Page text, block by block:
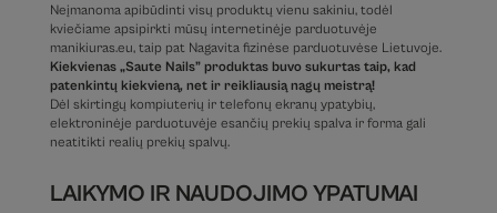
Neįmanoma apibūdinti visų produktų vienu sakiniu, todėl
kviečiame apsipirkti mūsų internetinėje parduotuvėje
manikiuras.eu, taip pat Nagavita fizinėse parduotuvėse Lietuvoje.
Kiekvienas „Saute Nails” produktas buvo sukurtas taip, kad
patenkintų kiekvieną, net ir reikliausią nagų meistrą!
Dėl skirtingų kompiuterių ir telefonų ekranų ypatybių,
elektroninėje parduotuvėje esančių prekių spalva ir forma gali
neatitikti realių prekių spalvų.
LAIKYMO IR NAUDOJIMO YPATUMAI